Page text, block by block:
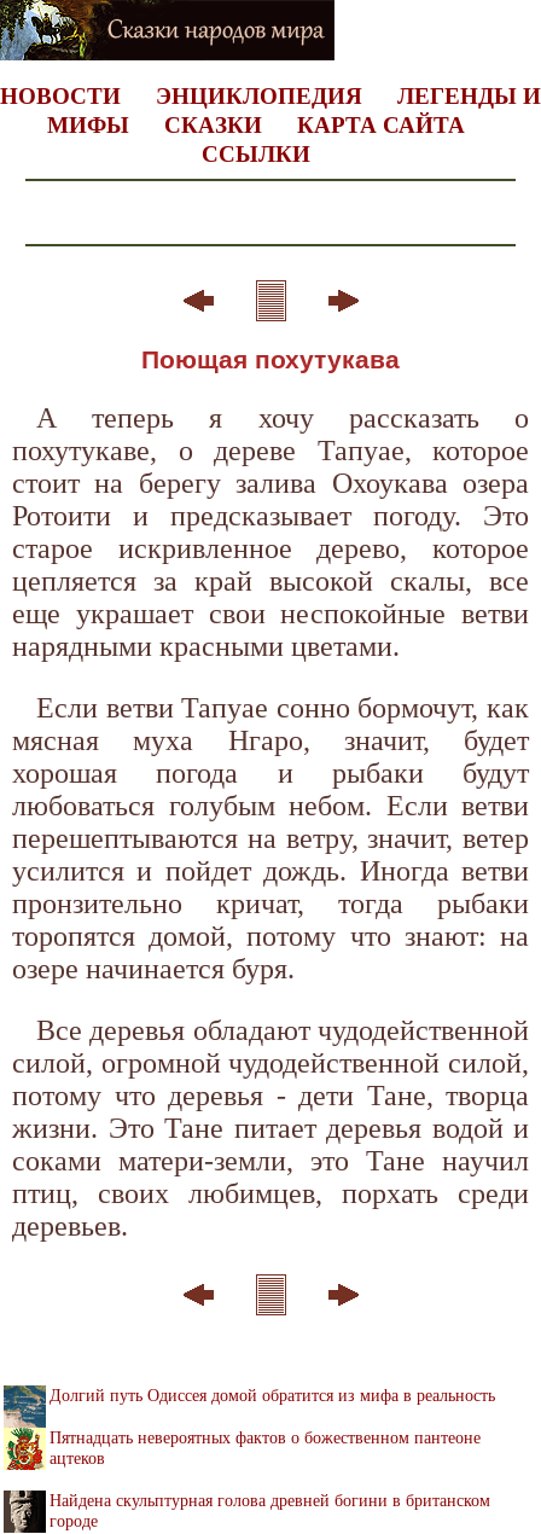
НОВОСТИ ЭНЦИКЛОПЕДИЯ
ЛЕГЕНДЫ И
МИФЫ
СКАЗКИ
КАРТА САЙТА
ССЫЛКИ
Поющая похутукава
А теперь я хочу рассказать о
похутукаве, о дереве Тапуае, которое
стоит на берегу залива Охоукава озера
Ротоити и предсказывает погоду. Это
старое искривленное дерево, которое
цепляется за край высокой скалы, все
еще украшает свои неспокойные ветви
нарядными красными цветами.
Если ветви Тапуае сонно бормочут, как
мясная муха Нгаро, значит, будет
хорошая погода и рыбаки будут
любоваться голубым небом. Если ветви
перешептываются на ветру, значит, ветер
усилится и пойдет дождь. Иногда ветви
пронзительно кричат, тогда рыбаки
торопятся домой, потому что знают: на
озере начинается буря.
Все деревья обладают чудодейственной
силой, огромной чудодейственной силой,
потому что деревья - дети Тане, творца
жизни. Это Тане питает деревья водой и
соками матери-земли, это Тане научил
птиц, своих любимцев, порхать среди
деревьев.
Долгий путь Одиссея домой обратится из мифа в реальность
Пятнадцать невероятных фактов о божественном пантеоне
ацтеков
Найдена скульптурная голова древней богини в британском
городе